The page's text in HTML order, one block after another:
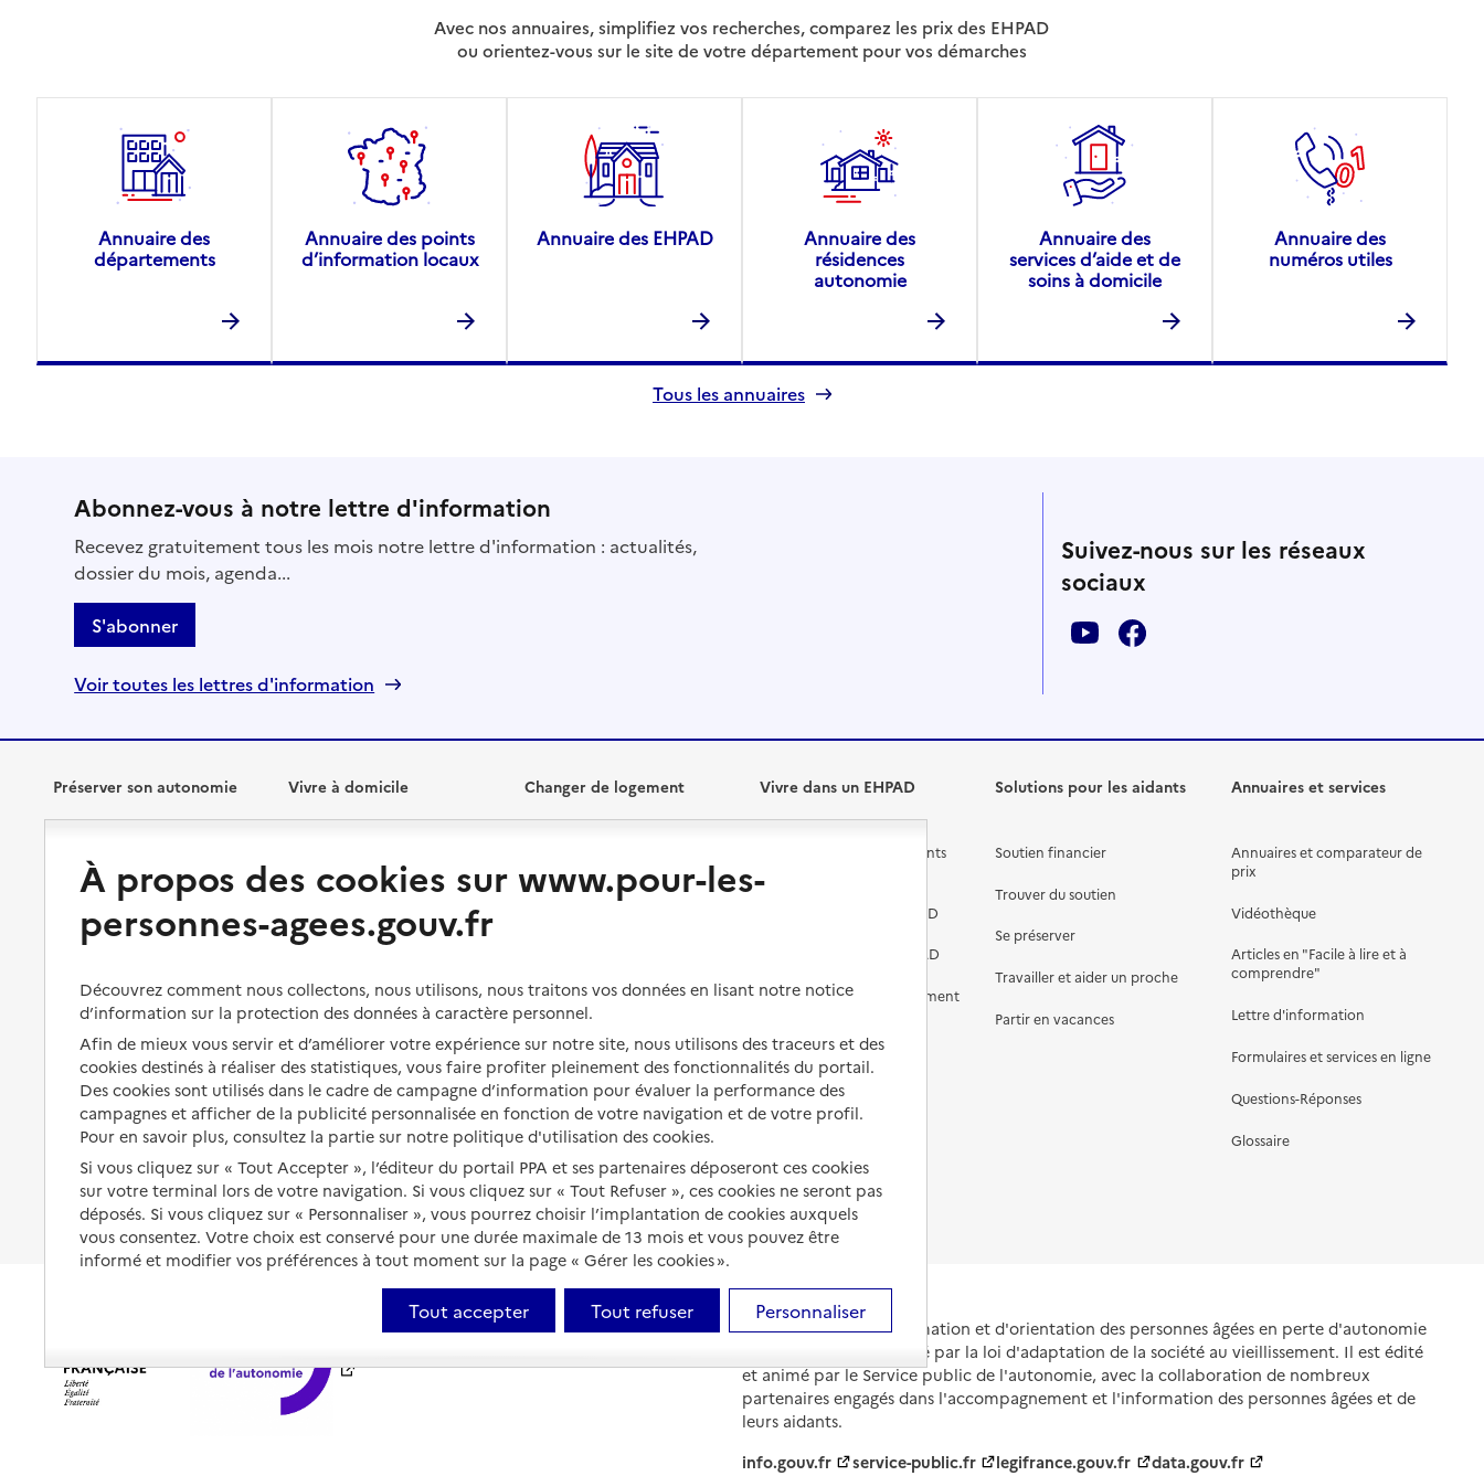
Avec nos annuaires, simplifiez vos recherches, comparez les prix des EHPAD
ou orientez-vous sur le site de votre département pour vos démarches
Annuaire des
départements
Annuaire des points
d’information locaux
Annuaire des EHPAD
Annuaire des
résidences
autonomie
Annuaire des
services d’aide et de
soins à domicile
Annuaire des
numéros utiles
Tous les annuaires
Abonnez-vous à notre lettre d'information
Recevez gratuitement tous les mois notre lettre d'information : actualités,
dossier du mois, agenda...
S'abonner
Voir toutes les lettres d'information
Suivez-nous sur les réseaux
sociaux
Préserver son autonomie
et droits
s'équiper
santé
protection
Les mesures de protection
Les obligations de la famille
À qui s’adresser ?
Les politiques du grand âge
Vivre à domicile
Bénéficier de soins à domicile
Aides financières
Partager son logement
Vivre à domicile avec une
maladie ou un handicap
Être hospitalisé
Fin de vie à domicile
Changer de logement
Vivre dans une résidence avec
Vivre en accueil familial
Autres solutions de logement
Vivre dans un EHPAD
Les différents établissements
Préparer l'entrée en EHPAD
Aides financières en EHPAD
Prévention, accompagnement
Comprendre les prix en
EHPAD
Droits en EHPAD
Fin de vie en EHPAD
Solutions pour les aidants
Soutien financier
Trouver du soutien
Se préserver
Travailler et aider un proche
Partir en vacances
Annuaires et services
Annuaires et comparateur de
prix
Vidéothèque
Articles en "Facile à lire et à
comprendre"
Lettre d'information
Formulaires et services en ligne
Questions-Réponses
Glossaire
Portail national d'information et d'orientation des personnes âgées en perte d'autonomie
et de leurs proches, créé par la loi d'adaptation de la société au vieillissement. Il est édité
et animé par le Service public de l'autonomie, avec la collaboration de nombreux
partenaires engagés dans l'accompagnement et l'information des personnes âgées et de
leurs aidants.
info.gouv.fr
service-public.fr legifrance.gouv.fr data.gouv.fr
À propos des cookies sur www.pour-les-
personnes-agees.gouv.fr
Découvrez comment nous collectons, nous utilisons, nous traitons vos données en lisant notre notice
d’information sur la protection des données à caractère personnel.
Afin de mieux vous servir et d’améliorer votre expérience sur notre site, nous utilisons des traceurs et des
cookies destinés à réaliser des statistiques, vous faire profiter pleinement des fonctionnalités du portail.
Des cookies sont utilisés dans le cadre de campagne d’information pour évaluer la performance des
campagnes et afficher de la publicité personnalisée en fonction de votre navigation et de votre profil.
Pour en savoir plus, consultez la partie sur notre politique d'utilisation des cookies.
Si vous cliquez sur « Tout Accepter », l’éditeur du portail PPA et ses partenaires déposeront ces cookies
sur votre terminal lors de votre navigation. Si vous cliquez sur « Tout Refuser », ces cookies ne seront pas
déposés. Si vous cliquez sur « Personnaliser », vous pourrez choisir l’implantation de cookies auxquels
vous consentez. Votre choix est conservé pour une durée maximale de 13 mois et vous pouvez être
informé et modifier vos préférences à tout moment sur la page « Gérer les cookies ».
Tout accepter Tout refuser Personnaliser